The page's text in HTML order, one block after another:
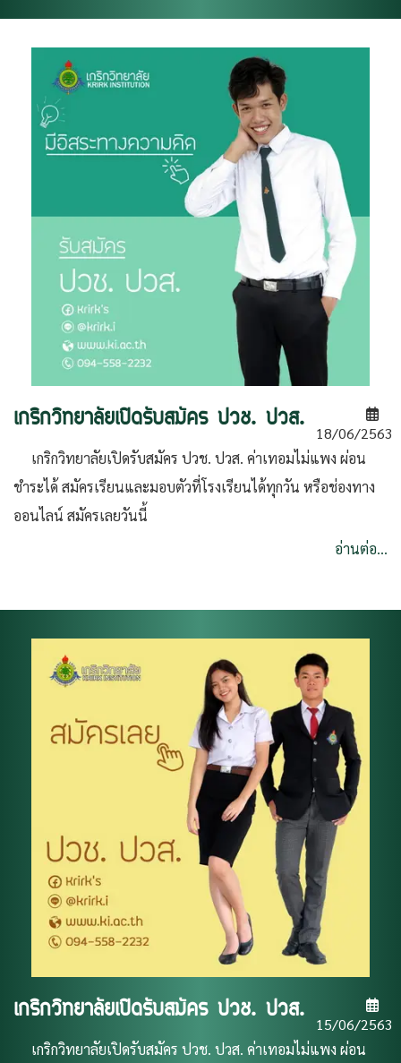
เกริกวิทยาลัยเปิดรับสมัคร ปวช. ปวส.
18/06/2563
เกริกวิทยาลัยเปิดรับสมัคร ปวช. ปวส. ค่าเทอมไม่แพง ผ่อน
ชำระได้ สมัครเรียนและมอบตัวที่โรงเรียนได้ทุกวัน หรือช่องทาง
ออนไลน์ สมัครเลยวันนี้
อ่านต่อ...
เกริกวิทยาลัยเปิดรับสมัคร ปวช. ปวส.
15/06/2563
เกริกวิทยาลัยเปิดรับสมัคร ปวช. ปวส. ค่าเทอมไม่แพง ผ่อน